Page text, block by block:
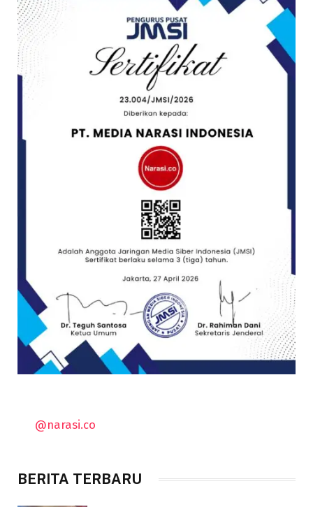
@narasi.co
BERITA TERBARU